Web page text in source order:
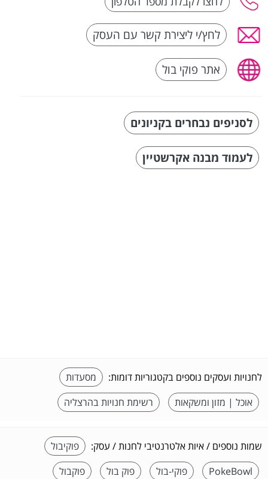
לחץ/י ליצירת קשר עם העסק
אתר פוקי בול
לסניפים נבחרים בקניונים
לעמוד מבנה אקרשטיין
לחנויות ועסקים נוספים בקטגוריות דומות:
מסעדות
אוכל | מזון ומשקאות
רשימת חנויות בהרצליה
שמות נוספים / איות אלטרנטיבי לחנות / עסק:
פוקיבול
PokeBowl
פוקי-בול פוק בול
פוקבול